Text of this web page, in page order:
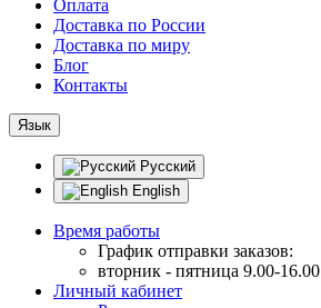
Оплата
Доставка по России
Доставка по миру
Блог
Контакты
Язык
Русский
English
Время работы
График отправки заказов:
вторник - пятница 9.00-16.00
Личный кабинет